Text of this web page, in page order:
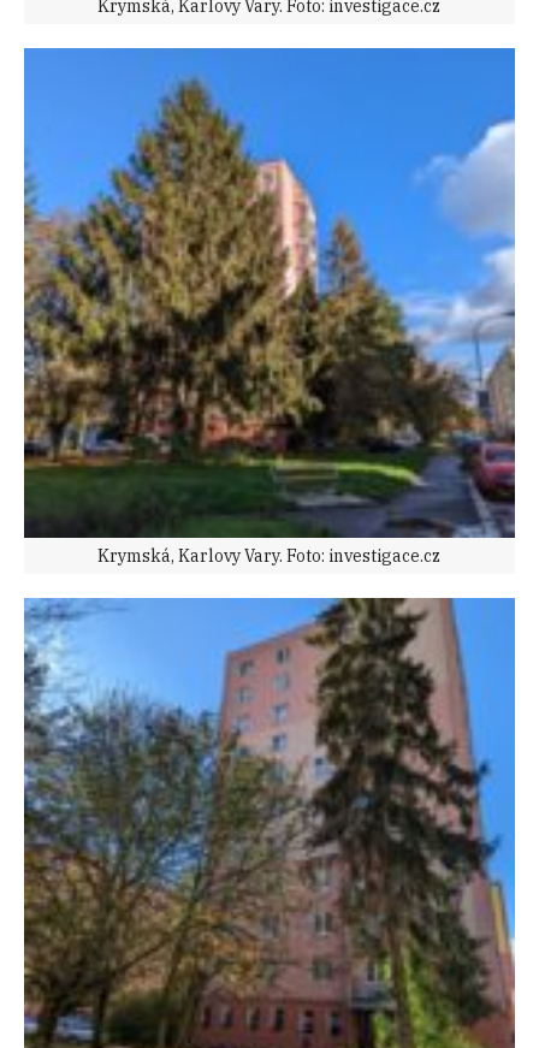
Krymská, Karlovy Vary. Foto: investigace.cz
Krymská, Karlovy Vary. Foto: investigace.cz